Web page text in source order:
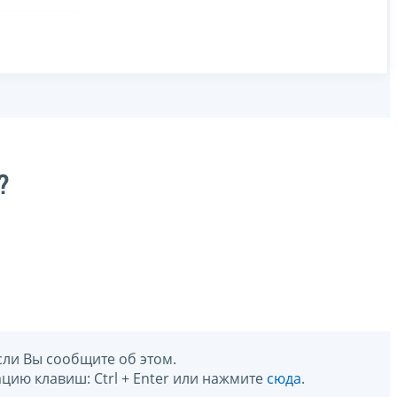
Вы сообщите об этом.
клавиш: Ctrl + Enter или нажмите сюда.